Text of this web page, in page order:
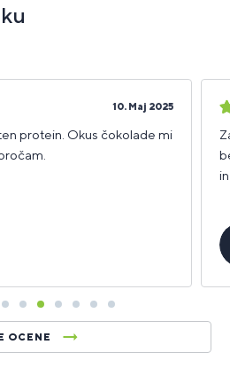
OCENE
10. Maj 2025
protein. Okus čokolade mi
5